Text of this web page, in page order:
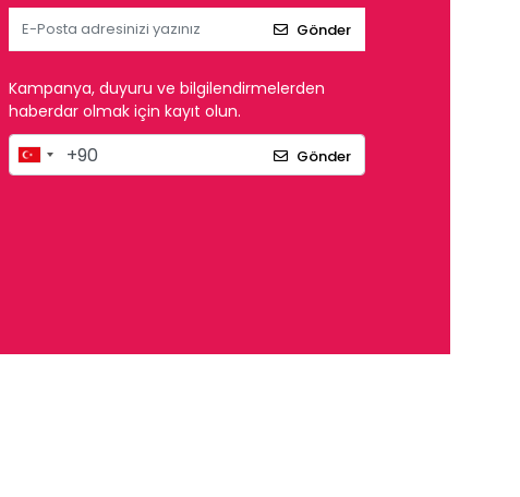
Gönder
Kampanya, duyuru ve bilgilendirmelerden
haberdar olmak için kayıt olun.
Gönder